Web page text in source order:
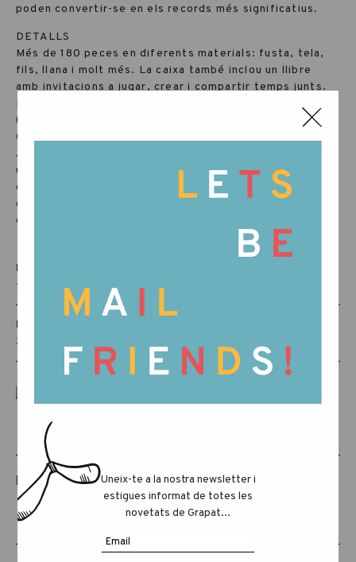
poden convertir-se en els records més significatius.
DETALLS
Més de 180 peces en diferents materials: fusta, tela,
fils, llana i molt més. La caixa també inclou un llibre
amb invitacions a jugar, crear i compartir temps junts.
Està presentada en 8 idiomes entre els quals pots triar
(cada fullet inclou 1 idioma, excepte Català-Espanyol).
Català+Espanyol, Anglès, Alemany, Italià, Francès,
Japonès, Holandès i Xinès. A la caixa també trobaràs
un
que es pot usar com a
corona d’Advent, amb petits punts que aniràs
descobrint mentre s’obren les caixes numerades dia a
dia.
EDAT RECOMANADA
+36 MESOS
RÈF:
25-243
PRODUCTES RELACIONATS
Uneix-te a la nostra newsletter i
estigues informat de totes les
novetats de Grapat...